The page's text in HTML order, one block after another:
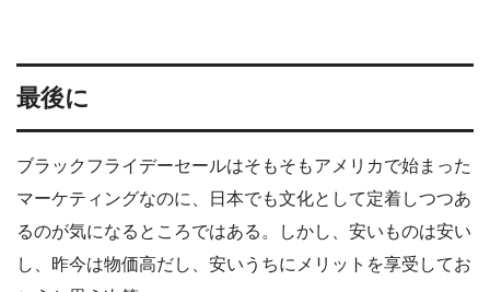
最後に
ブラックフライデーセールはそもそもアメリカで始まった
マーケティングなのに、日本でも文化として定着しつつあ
るのが気になるところではある。しかし、安いものは安い
し、昨今は物価高だし、安いうちにメリットを享受してお